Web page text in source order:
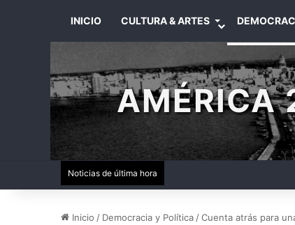
INICIO CULTURA & ARTES
AMÉRICA
Noticias de última hora
Inicio / Democracia y Política /Cuenta atrás para